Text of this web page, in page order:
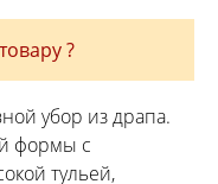
?
убор из драпа.
формы с
тульей,